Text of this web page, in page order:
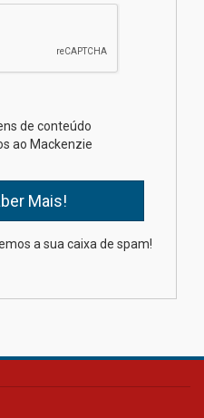
do HUEM ressalta
da prevenção e
precoce do câncer
de conteúdo
ao Mackenzie
a sua caixa de spam!